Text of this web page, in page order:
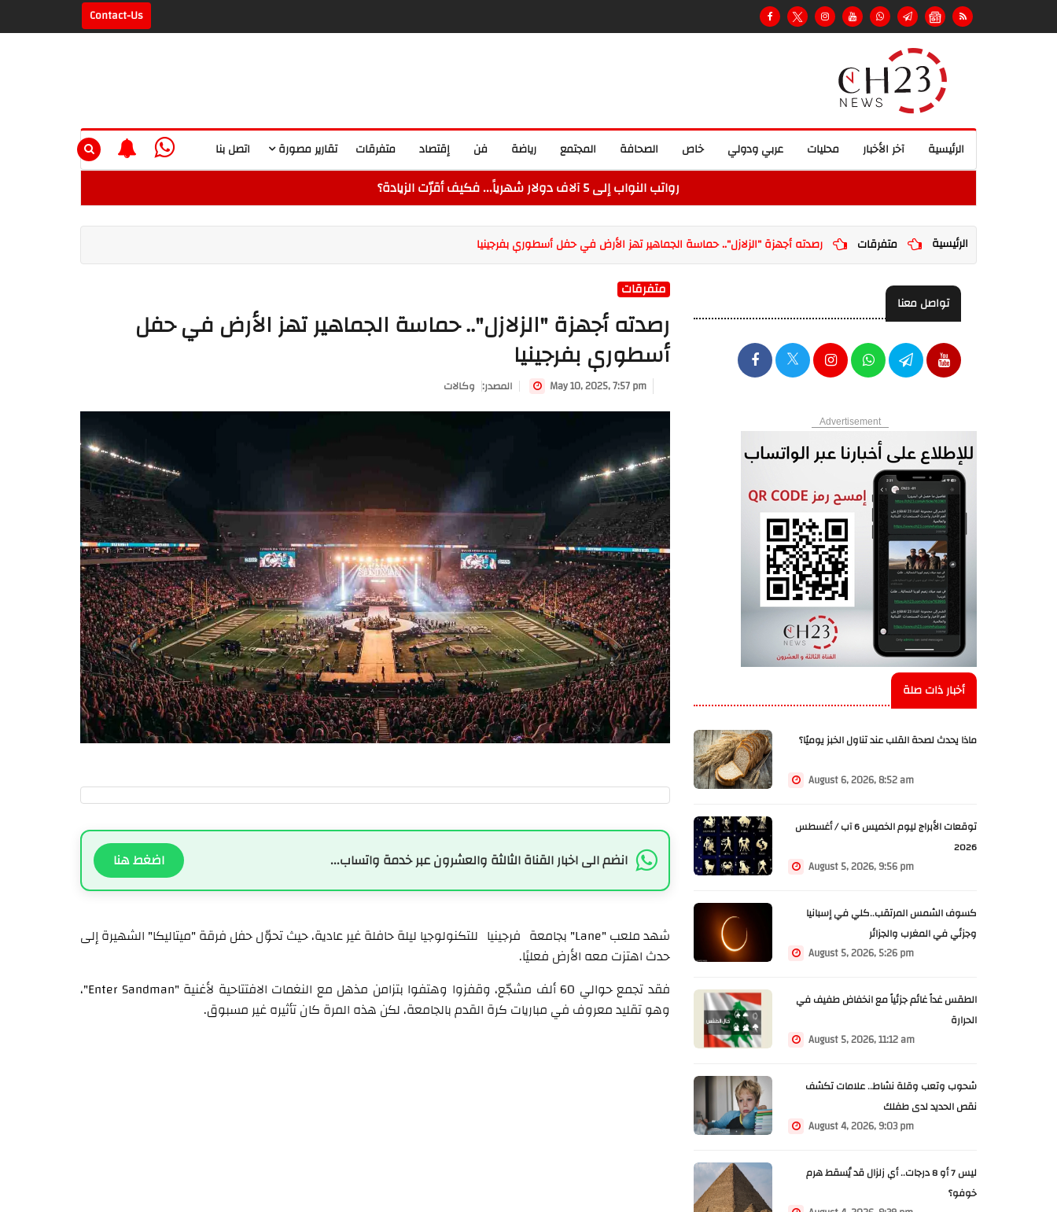
Contact-Us
اتصل بنا تقارير مصورة متفرقات إقتصاد فن رياضة المجتمع الصحافة خاص عربي ودولي محليات آخر الأخبار الرئيسية
رواتب النواب إلى 5 آلاف دولار شهرياً... فكيف أقرّت الزيادة؟
الرئيسية متفرقات رصدته أجهزة "الزلازل".. حماسة الجماهير تهز الأرض في حفل أسطوري بفرجينيا
متفرقات
رصدته أجهزة "الزلازل".. حماسة الجماهير تهز الأرض في حفل
أسطوري بفرجينيا
وكالات :المصدر May 10, 2025, 7:57 pm
انضم الى اخبار القناة الثالثة والعشرون عبر خدمة واتساب... اضغط هنا
شهد ملعب "Lane" بجامعة فرجينيا للتكنولوجيا ليلة حافلة غير عادية، حيث تحوّل حفل فرقة "ميتاليكا" الشهيرة إلى
حدث اهتزت معه الأرض فعليًا.
فقد تجمع حوالي 60 ألف مشجّع، وقفزوا وهتفوا بتزامن مذهل مع النغمات الافتتاحية لأغنية "Enter Sandman"،
وهو تقليد معروف في مباريات كرة القدم بالجامعة، لكن هذه المرة كان تأثيره غير مسبوق.
تواصل معنا
Advertisement
أخبار ذات صلة
ماذا يحدث لصحة القلب عند تناول الخبز يوميًا؟
August 6, 2026, 8:52 am
توقعات الأبراج ليوم الخميس 6 آب / أغسطس
2026
August 5, 2026, 9:56 pm
كسوف الشمس المرتقب..كلي في إسبانيا
وجزئي في المغرب والجزائر
August 5, 2026, 5:26 pm
الطقس غداً غائم جزئياً مع انخفاض طفيف في
الحرارة
August 5, 2026, 11:12 am
شحوب وتعب وقلة نشاط.. علامات تكشف
نقص الحديد لدى طفلك
August 4, 2026, 9:03 pm
ليس 7 أو 8 درجات.. أي زلزال قد يُسقط هرم
خوفو؟